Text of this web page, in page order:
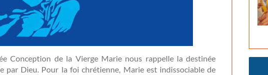
Conception de la Vierge Marie nous rappelle la destinée
par Dieu. Pour la foi chrétienne, Marie est indissociable de